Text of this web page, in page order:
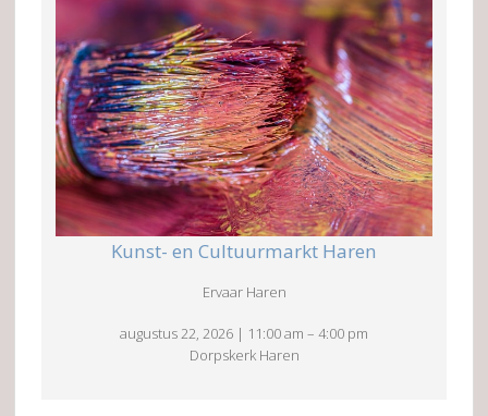
Kunst- en Cultuurmarkt Haren
Ervaar Haren
augustus 22, 2026 | 11:00 am – 4:00 pm
Dorpskerk Haren